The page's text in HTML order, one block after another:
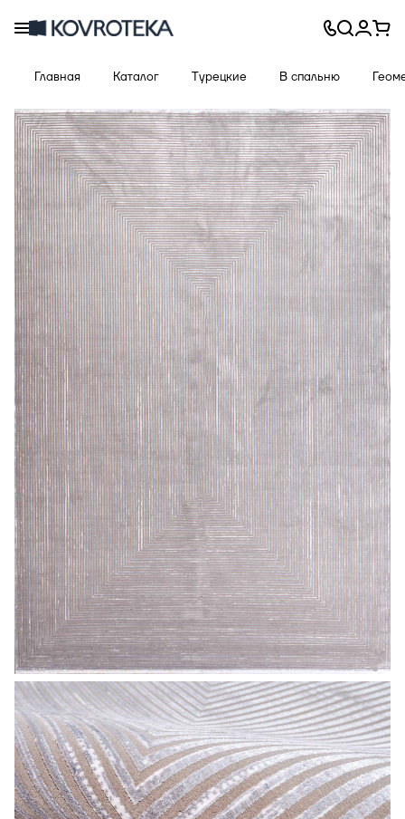
Главная Каталог Турецкие В спальню